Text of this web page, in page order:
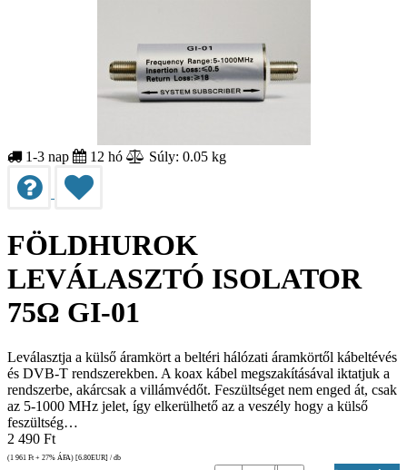
1-3 nap 12 hó Súly: 0.05 kg
FÖLDHUROK
LEVÁLASZTÓ ISOLATOR
75Ω GI-01
Leválasztja a külső áramkört a beltéri hálózati áramkörtől kábeltévés
és DVB-T rendszerekben. A koax kábel megszakításával iktatjuk a
rendszerbe, akárcsak a villámvédőt. Feszültséget nem enged át, csak
az 5-1000 MHz jelet, így elkerülhető az a veszély hogy a külső
feszültség…
2 490 Ft
(1 961 Ft + 27% ÁFA) [6.80EUR] / db